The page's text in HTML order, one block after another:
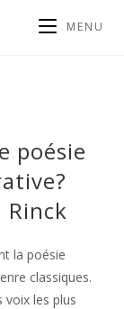
MENU
poésie
Rinck
la poésie
classiques.
voix les plus